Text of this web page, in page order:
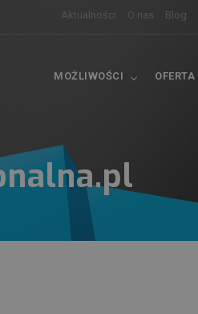
Aktualności O nas Blog
MOŻLIWOŚCI OFERTA